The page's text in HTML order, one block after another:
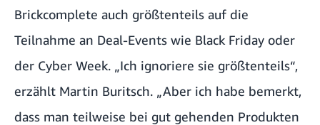
Brickcomplete auch größtenteils auf die
Teilnahme an Deal-Events wie Black Friday oder
der Cyber Week. „Ich ignoriere sie größtenteils“,
erzählt Martin Buritsch. „Aber ich habe bemerkt,
dass man teilweise bei gut gehenden Produkten